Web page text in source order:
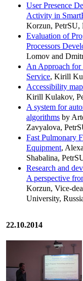
User Presence
Activity in
Korzun, PetrSU,
Evaluation of
Processors
Lomov and
An Approach for
Service, Kirill
Accessibility
Kirill Kulakov,
A system for
algorithms by
Zavyalova,
Fast Pulmonary
Equipment,
Shabalina,
Research and
A perspective
Korzun, Vice-
University,
22.10.2014